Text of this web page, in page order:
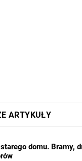
ARTYKUŁY
domu. Bramy,